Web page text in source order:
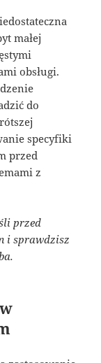
małej
obsługi.
do
specyfiki
przed
z
przed
i sprawdzisz